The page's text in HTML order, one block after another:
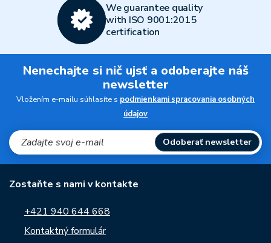
We guarantee quality
with ISO 9001:2015
certification
Nenechajte si nič ujsť a odoberajte náš
newsletter
Vložením e-mailu súhlasíte s podmienkami spracovania osobných
údajov
Odoberať newsletter
Zostaňte s nami v kontakte
+421 940 644 668
Kontaktný formulár